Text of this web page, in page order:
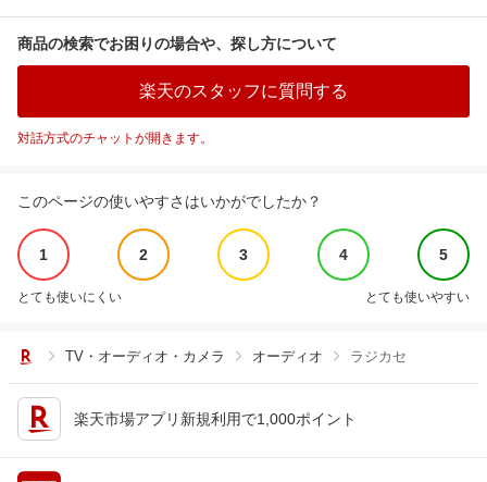
商品の検索でお困りの場合や、探し方について
楽天のスタッフに質問する
対話方式のチャットが開きます。
このページの使いやすさはいかがでしたか？
1 2 3 4 5
とても使いにくい とても使いやすい
TV・オーディオ・カメラ オーディオ ラジカセ
楽天市場アプリ新規利用で1,000ポイント